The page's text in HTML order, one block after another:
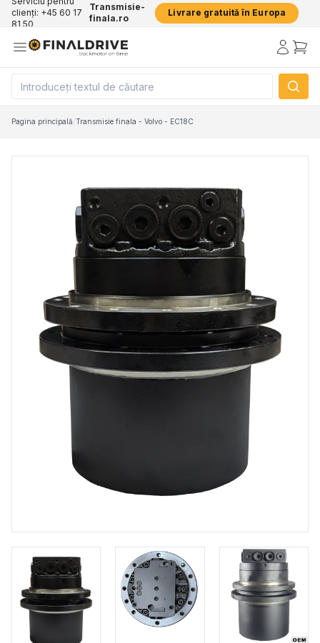
clienți: +45 60 17
81 50
Transmisie-
finala.ro
Livrare gratuită în Europa
Pagina principală/Transmisie finala - Volvo - EC18C